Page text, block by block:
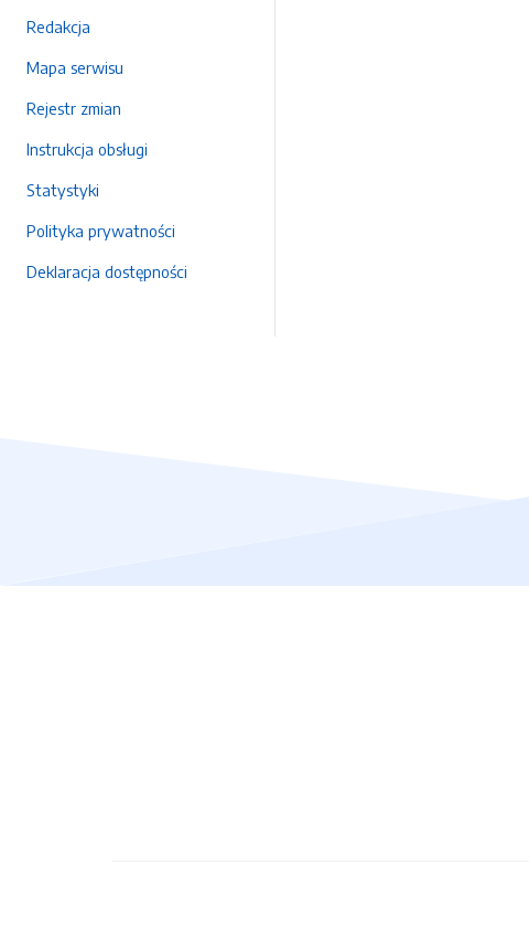
Redakcja
Mapa serwisu
Rejestr zmian
Instrukcja obsługi
Statystyki
Polityka prywatności
Deklaracja dostępności